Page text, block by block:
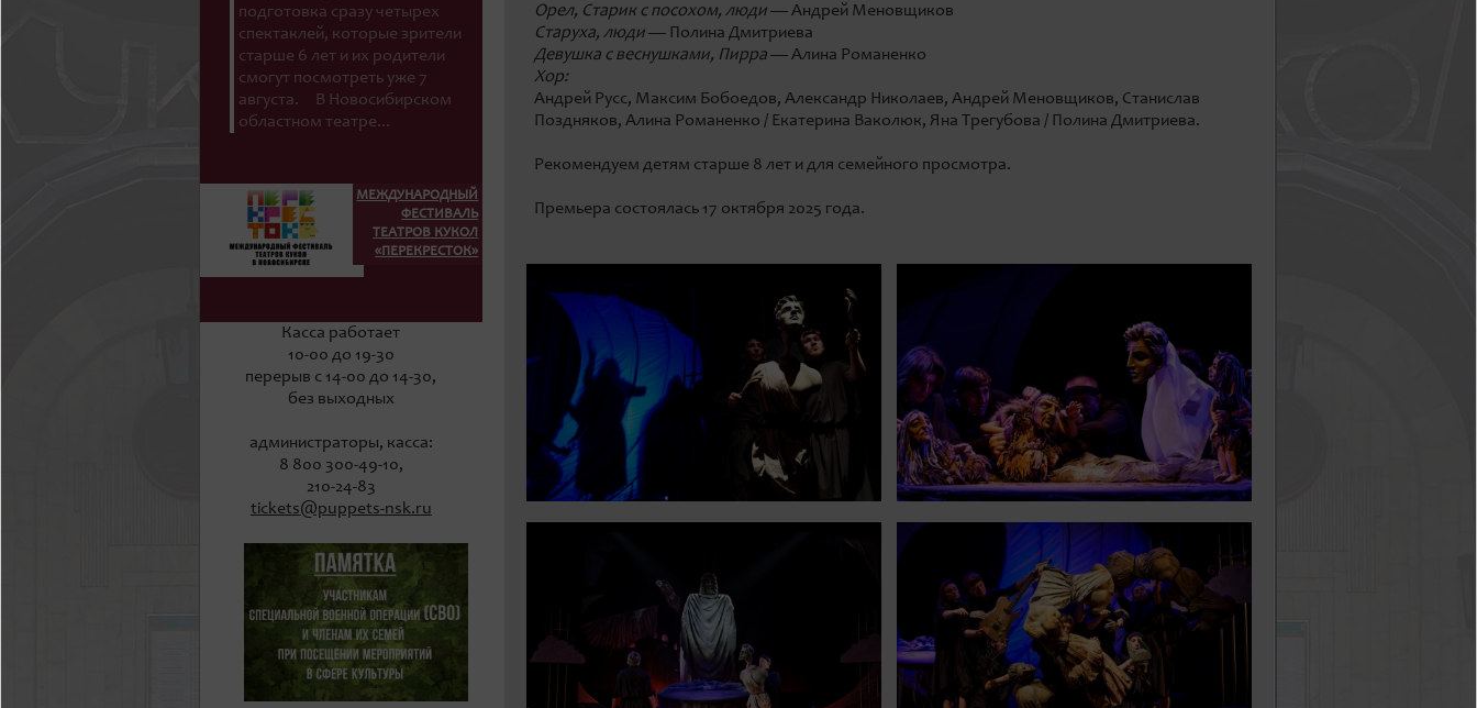
подготовка сразу четырех
спектаклей, которые зрители
старше 6 лет и их родители
смогут посмотреть уже 7
августа. В Новосибирском
областном театре...
МЕЖДУНАРОДНЫЙ
ФЕСТИВАЛЬ
ТЕАТРОВ КУКОЛ
«ПЕРЕКРЕСТОК»
Касса работает
10-00 до 19-30
перерыв с 14-00 до 14-30,
без выходных
администраторы, касса:
8 800 300-49-10,
210-24-83
tickets@puppets-nsk.ru
Орел, Старик с посохом, люди— Андрей Меновщиков
Старуха, люди— Полина Дмитриева
Девушка с веснушками, Пирра— Алина Романенко
Хор:
Андрей Русс, Максим Бобоедов, Александр Николаев, Андрей Меновщиков, Станислав
Поздняков, Алина Романенко / Екатерина Ваколюк, Яна Трегубова / Полина Дмитриева.
Рекомендуем детям старше 8 лет и для семейного просмотра.
Премьера состоялась 17 октября 2025 года.